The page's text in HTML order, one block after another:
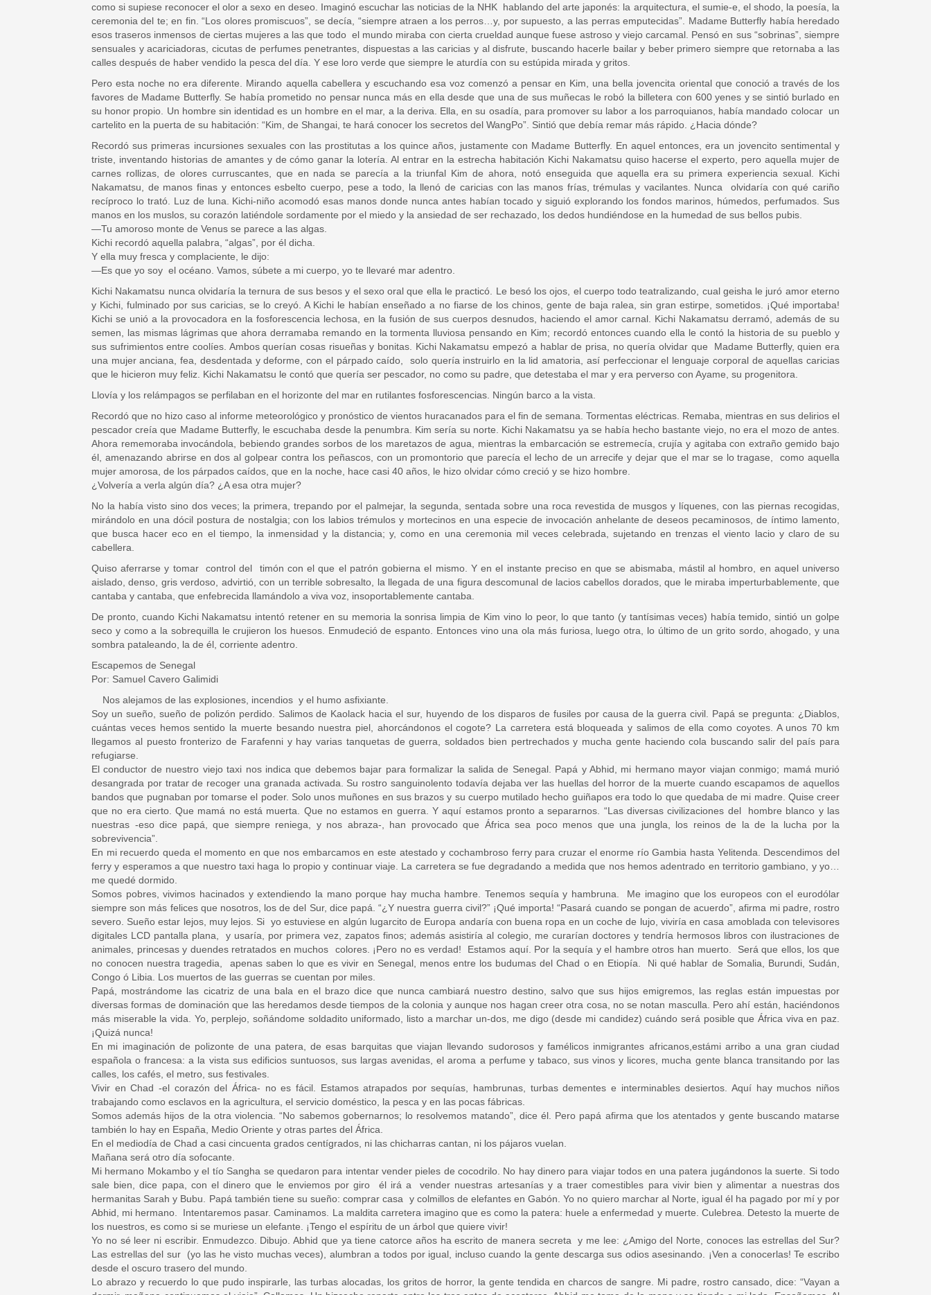
como si supiese reconocer el olor a sexo en deseo. Imaginó escuchar las noticias de la NHK hablando del arte japonés: la arquitectura, el sumie-e, el shodo, la poesía, la
ceremonia del te; en fin. “Los olores promiscuos”, se decía, “siempre atraen a los perros…y, por supuesto, a las perras emputecidas”. Madame Butterfly había heredado
esos traseros inmensos de ciertas mujeres a las que todo el mundo miraba con cierta crueldad aunque fuese astroso y viejo carcamal. Pensó en sus “sobrinas”, siempre
sensuales y acariciadoras, cicutas de perfumes penetrantes, dispuestas a las caricias y al disfrute, buscando hacerle bailar y beber primero siempre que retornaba a las
calles después de haber vendido la pesca del día. Y ese loro verde que siempre le aturdía con su estúpida mirada y gritos.
Pero esta noche no era diferente. Mirando aquella cabellera y escuchando esa voz comenzó a pensar en Kim, una bella jovencita oriental que conoció a través de los
favores de Madame Butterfly. Se había prometido no pensar nunca más en ella desde que una de sus muñecas le robó la billetera con 600 yenes y se sintió burlado en
su honor propio. Un hombre sin identidad es un hombre en el mar, a la deriva. Ella, en su osadía, para promover su labor a los parroquianos, había mandado colocar un
cartelito en la puerta de su habitación: “Kim, de Shangai, te hará conocer los secretos del WangPo”. Sintió que debía remar más rápido. ¿Hacia dónde?
Recordó sus primeras incursiones sexuales con las prostitutas a los quince años, justamente con Madame Butterfly. En aquel entonces, era un jovencito sentimental y
triste, inventando historias de amantes y de cómo ganar la lotería. Al entrar en la estrecha habitación Kichi Nakamatsu quiso hacerse el experto, pero aquella mujer de
carnes rollizas, de olores curruscantes, que en nada se parecía a la triunfal Kim de ahora, notó enseguida que aquella era su primera experiencia sexual. Kichi
Nakamatsu, de manos finas y entonces esbelto cuerpo, pese a todo, la llenó de caricias con las manos frías, trémulas y vacilantes. Nunca olvidaría con qué cariño
recíproco lo trató. Luz de luna. Kichi-niño acomodó esas manos donde nunca antes habían tocado y siguió explorando los fondos marinos, húmedos, perfumados. Sus
manos en los muslos, su corazón latiéndole sordamente por el miedo y la ansiedad de ser rechazado, los dedos hundiéndose en la humedad de sus bellos pubis.
―Tu amoroso monte de Venus se parece a las algas.
Kichi recordó aquella palabra, “algas”, por él dicha.
Y ella muy fresca y complaciente, le dijo:
―Es que yo soy el océano. Vamos, súbete a mi cuerpo, yo te llevaré mar adentro.
Kichi Nakamatsu nunca olvidaría la ternura de sus besos y el sexo oral que ella le practicó. Le besó los ojos, el cuerpo todo teatralizando, cual geisha le juró amor eterno
y Kichi, fulminado por sus caricias, se lo creyó. A Kichi le habían enseñado a no fiarse de los chinos, gente de baja ralea, sin gran estirpe, sometidos. ¡Qué importaba!
Kichi se unió a la provocadora en la fosforescencia lechosa, en la fusión de sus cuerpos desnudos, haciendo el amor carnal. Kichi Nakamatsu derramó, además de su
semen, las mismas lágrimas que ahora derramaba remando en la tormenta lluviosa pensando en Kim; recordó entonces cuando ella le contó la historia de su pueblo y
sus sufrimientos entre coolíes. Ambos querían cosas risueñas y bonitas. Kichi Nakamatsu empezó a hablar de prisa, no quería olvidar que Madame Butterfly, quien era
una mujer anciana, fea, desdentada y deforme, con el párpado caído, solo quería instruirlo en la lid amatoria, así perfeccionar el lenguaje corporal de aquellas caricias
que le hicieron muy feliz. Kichi Nakamatsu le contó que quería ser pescador, no como su padre, que detestaba el mar y era perverso con Ayame, su progenitora.
Llovía y los relámpagos se perfilaban en el horizonte del mar en rutilantes fosforescencias. Ningún barco a la vista.
Recordó que no hizo caso al informe meteorológico y pronóstico de vientos huracanados para el fin de semana. Tormentas eléctricas. Remaba, mientras en sus delirios el
pescador creía que Madame Butterfly, le escuchaba desde la penumbra. Kim sería su norte. Kichi Nakamatsu ya se había hecho bastante viejo, no era el mozo de antes.
Ahora rememoraba invocándola, bebiendo grandes sorbos de los maretazos de agua, mientras la embarcación se estremecía, crujía y agitaba con extraño gemido bajo
él, amenazando abrirse en dos al golpear contra los peñascos, con un promontorio que parecía el lecho de un arrecife y dejar que el mar se lo tragase, como aquella
mujer amorosa, de los párpados caídos, que en la noche, hace casi 40 años, le hizo olvidar cómo creció y se hizo hombre.
¿Volvería a verla algún día? ¿A esa otra mujer?
No la había visto sino dos veces; la primera, trepando por el palmejar, la segunda, sentada sobre una roca revestida de musgos y líquenes, con las piernas recogidas,
mirándolo en una dócil postura de nostalgia; con los labios trémulos y mortecinos en una especie de invocación anhelante de deseos pecaminosos, de íntimo lamento,
que busca hacer eco en el tiempo, la inmensidad y la distancia; y, como en una ceremonia mil veces celebrada, sujetando en trenzas el viento lacio y claro de su
cabellera.
Quiso aferrarse y tomar control del timón con el que el patrón gobierna el mismo. Y en el instante preciso en que se abismaba, mástil al hombro, en aquel universo
aislado, denso, gris verdoso, advirtió, con un terrible sobresalto, la llegada de una figura descomunal de lacios cabellos dorados, que le miraba imperturbablemente, que
cantaba y cantaba, que enfebrecida llamándolo a viva voz, insoportablemente cantaba.
De pronto, cuando Kichi Nakamatsu intentó retener en su memoria la sonrisa limpia de Kim vino lo peor, lo que tanto (y tantísimas veces) había temido, sintió un golpe
seco y como a la sobrequilla le crujieron los huesos. Enmudeció de espanto. Entonces vino una ola más furiosa, luego otra, lo último de un grito sordo, ahogado, y una
sombra pataleando, la de él, corriente adentro.
Escapemos de Senegal
Por: Samuel Cavero Galimidi
Nos alejamos de las explosiones, incendios y el humo asfixiante.
Soy un sueño, sueño de polizón perdido. Salimos de Kaolack hacia el sur, huyendo de los disparos de fusiles por causa de la guerra civil. Papá se pregunta: ¿Diablos,
cuántas veces hemos sentido la muerte besando nuestra piel, ahorcándonos el cogote? La carretera está bloqueada y salimos de ella como coyotes. A unos 70 km
llegamos al puesto fronterizo de Farafenni y hay varias tanquetas de guerra, soldados bien pertrechados y mucha gente haciendo cola buscando salir del país para
refugiarse.
El conductor de nuestro viejo taxi nos indica que debemos bajar para formalizar la salida de Senegal. Papá y Abhid, mi hermano mayor viajan conmigo; mamá murió
desangrada por tratar de recoger una granada activada. Su rostro sanguinolento todavía dejaba ver las huellas del horror de la muerte cuando escapamos de aquellos
bandos que pugnaban por tomarse el poder. Solo unos muñones en sus brazos y su cuerpo mutilado hecho guiñapos era todo lo que quedaba de mi madre. Quise creer
que no era cierto. Que mamá no está muerta. Que no estamos en guerra. Y aquí estamos pronto a separarnos. “Las diversas civilizaciones del hombre blanco y las
nuestras -eso dice papá, que siempre reniega, y nos abraza-, han provocado que África sea poco menos que una jungla, los reinos de la de la lucha por la
sobrevivencia”.
En mi recuerdo queda el momento en que nos embarcamos en este atestado y cochambroso ferry para cruzar el enorme río Gambia hasta Yelitenda. Descendimos del
ferry y esperamos a que nuestro taxi haga lo propio y continuar viaje. La carretera se fue degradando a medida que nos hemos adentrado en territorio gambiano, y yo…
me quedé dormido.
Somos pobres, vivimos hacinados y extendiendo la mano porque hay mucha hambre. Tenemos sequía y hambruna. Me imagino que los europeos con el eurodólar
siempre son más felices que nosotros, los de del Sur, dice papá. “¿Y nuestra guerra civil?” ¡Qué importa! “Pasará cuando se pongan de acuerdo”, afirma mi padre, rostro
severo. Sueño estar lejos, muy lejos. Si yo estuviese en algún lugarcito de Europa andaría con buena ropa en un coche de lujo, viviría en casa amoblada con televisores
digitales LCD pantalla plana, y usaría, por primera vez, zapatos finos; además asistiría al colegio, me curarían doctores y tendría hermosos libros con ilustraciones de
animales, princesas y duendes retratados en muchos colores. ¡Pero no es verdad! Estamos aquí. Por la sequía y el hambre otros han muerto. Será que ellos, los que
no conocen nuestra tragedia, apenas saben lo que es vivir en Senegal, menos entre los budumas del Chad o en Etiopía. Ni qué hablar de Somalia, Burundi, Sudán,
Congo ó Libia. Los muertos de las guerras se cuentan por miles.
Papá, mostrándome las cicatriz de una bala en el brazo dice que nunca cambiará nuestro destino, salvo que sus hijos emigremos, las reglas están impuestas por
diversas formas de dominación que las heredamos desde tiempos de la colonia y aunque nos hagan creer otra cosa, no se notan masculla. Pero ahí están, haciéndonos
más miserable la vida. Yo, perplejo, soñándome soldadito uniformado, listo a marchar un-dos, me digo (desde mi candidez) cuándo será posible que África viva en paz.
¡Quizá nunca!
En mi imaginación de polizonte de una patera, de esas barquitas que viajan llevando sudorosos y famélicos inmigrantes africanos,estámi arribo a una gran ciudad
española o francesa: a la vista sus edificios suntuosos, sus largas avenidas, el aroma a perfume y tabaco, sus vinos y licores, mucha gente blanca transitando por las
calles, los cafés, el metro, sus festivales.
Vivir en Chad -el corazón del África- no es fácil. Estamos atrapados por sequías, hambrunas, turbas dementes e interminables desiertos. Aquí hay muchos niños
trabajando como esclavos en la agricultura, el servicio doméstico, la pesca y en las pocas fábricas.
Somos además hijos de la otra violencia. “No sabemos gobernarnos; lo resolvemos matando”, dice él. Pero papá afirma que los atentados y gente buscando matarse
también lo hay en España, Medio Oriente y otras partes del África.
En el mediodía de Chad a casi cincuenta grados centígrados, ni las chicharras cantan, ni los pájaros vuelan.
Mañana será otro día sofocante.
Mi hermano Mokambo y el tío Sangha se quedaron para intentar vender pieles de cocodrilo. No hay dinero para viajar todos en una patera jugándonos la suerte. Si todo
sale bien, dice papa, con el dinero que le enviemos por giro él irá a vender nuestras artesanías y a traer comestibles para vivir bien y alimentar a nuestras dos
hermanitas Sarah y Bubu. Papá también tiene su sueño: comprar casa y colmillos de elefantes en Gabón. Yo no quiero marchar al Norte, igual él ha pagado por mí y por
Abhid, mi hermano. Intentaremos pasar. Caminamos. La maldita carretera imagino que es como la patera: huele a enfermedad y muerte. Culebrea. Detesto la muerte de
los nuestros, es como si se muriese un elefante. ¡Tengo el espíritu de un árbol que quiere vivir!
Yo no sé leer ni escribir. Enmudezco. Dibujo. Abhid que ya tiene catorce años ha escrito de manera secreta y me lee: ¿Amigo del Norte, conoces las estrellas del Sur?
Las estrellas del sur (yo las he visto muchas veces), alumbran a todos por igual, incluso cuando la gente descarga sus odios asesinando. ¡Ven a conocerlas! Te escribo
desde el oscuro trasero del mundo.
Lo abrazo y recuerdo lo que pudo inspirarle, las turbas alocadas, los gritos de horror, la gente tendida en charcos de sangre. Mi padre, rostro cansado, dice: “Vayan a